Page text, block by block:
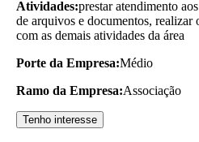
Atividades:prestar atendimento
de arquivos e documentos,
com as demais atividades da área
Porte da Empresa:Médio
Ramo da Empresa:Associação
Tenho interesse